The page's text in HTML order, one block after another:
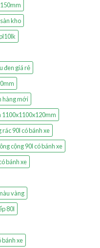
kho
đen giá rẻ
hàng mới
1100x1100x120mm
rác 90l có bánh xe
cộng 90l có bánh xe
bánh xe
vàng
80l
bánh xe